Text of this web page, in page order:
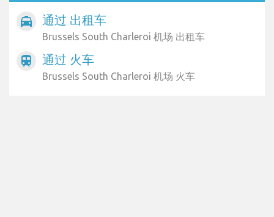
local_taxi 通过 出租车
Brussels South Charleroi 机场 出租车
train 通过 火车
Brussels South Charleroi 机场 火车